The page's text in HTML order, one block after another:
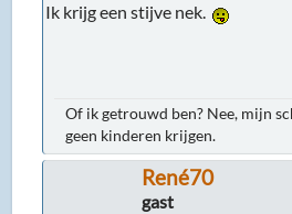
Ik krijg een stijve nek.
Of ik getrouwd ben? Nee, mijn
geen kinderen krijgen.
René70
gast